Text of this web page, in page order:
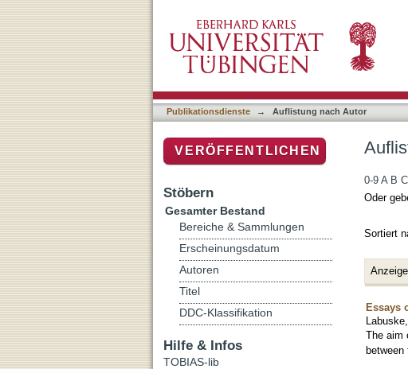
Publikationsdienste → Auflistung nach Autor
0-9 A B C
Oder
Sortiert
Essays
The aim
between
VERÖFFENTLICHEN
Stöbern
Gesamter Bestand
Bereiche & Sammlungen
Erscheinungsdatum
Autoren
Titel
DDC-Klassifikation
Hilfe & Infos
TOBIAS-lib